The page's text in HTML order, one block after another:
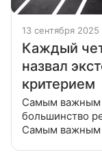
13 сентября 2025
Каждый
назвал
критерием
Самым важным
большинство
Самым важным